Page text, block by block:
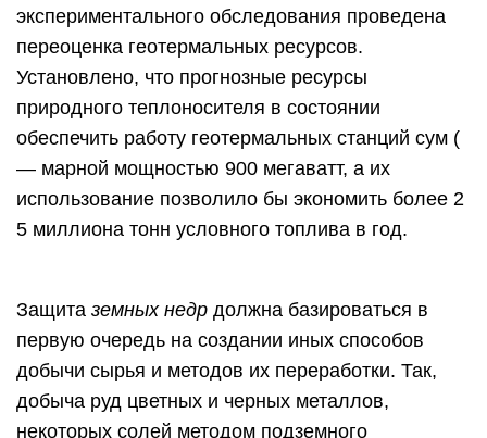
экспериментального обследования проведена
переоценка геотермальных ресурсов.
Установлено, что прогнозные ресурсы
природного теплоносителя в состоянии
обеспечить работу геотермальных станций сум (
— марной мощностью 900 мегаватт, а их
использование позволило бы экономить более 2
5 миллиона тонн условного топлива в год.
Защита земных недр должна базироваться в
первую очередь на создании иных способов
добычи сырья и методов их переработки. Так,
добыча руд цветных и черных металлов,
некоторых солей методом подземного